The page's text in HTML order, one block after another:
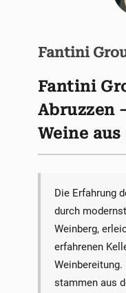
Fantini
Fantini
Abruzzen
Weine
Die Erfahrung
durch
Weinberg,
erfahrenen
Weinbereitung.
stammen aus